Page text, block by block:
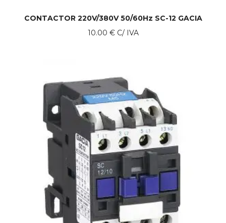
CONTACTOR 220V/380V 50/60Hz SC-12 GACIA
10.00 €C/ IVA